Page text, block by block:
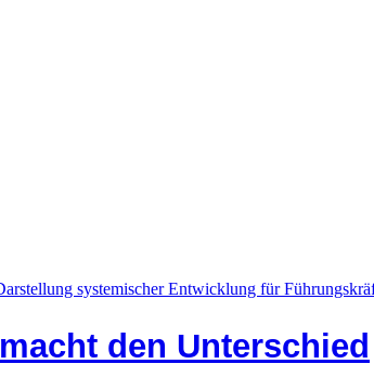
den Unterschied